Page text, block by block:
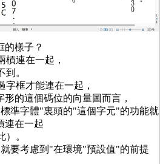
的樣子？
槓連在一起，
。
字框才能連在一起，
的這個碼位的向量圖而言，
準字體"裏頭的"這個字元"的功能就
連在一起
）。
要考慮到"在環境"預設值"的前提